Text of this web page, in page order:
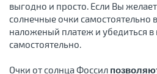
выгодно и просто. Если Вы
солнечные очки самостоятельно
наложеный платеж и убедиться в
самостоятельно.
Очки от солнца Фоссил